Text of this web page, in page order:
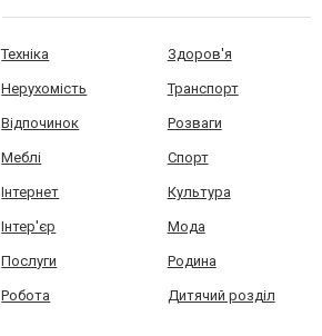
Техніка Здоров'я
Нерухомість Транспорт
Відпочинок Розваги
Меблі Спорт
Інтернет Культура
Інтер'єр Мода
Послуги Родина
Робота Дитячий розділ